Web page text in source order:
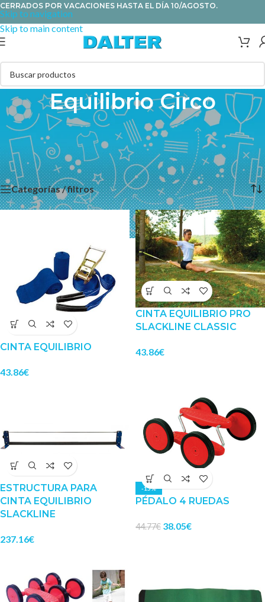
Skip to navigation
Skip to main content
CERRADOS POR VACACIONES HASTA EL DÍA 10/AGOSTO.
Equilibrio Circo
En esta sección encontrarás cintas de equilibrio Slackline y sus
accesorios, rodillos, tablas de equilibrio, monociclo, pédalos y
rolla bollas.
Categorías / filtros
CINTA EQUILIBRIO
43.86€
CINTA EQUILIBRIO PRO
SLACKLINE CLASSIC
43.86€
ESTRUCTURA PARA
CINTA EQUILIBRIO
SLACKLINE
237.16€
-15%
PÉDALO 4 RUEDAS
44.77€ 38.05€